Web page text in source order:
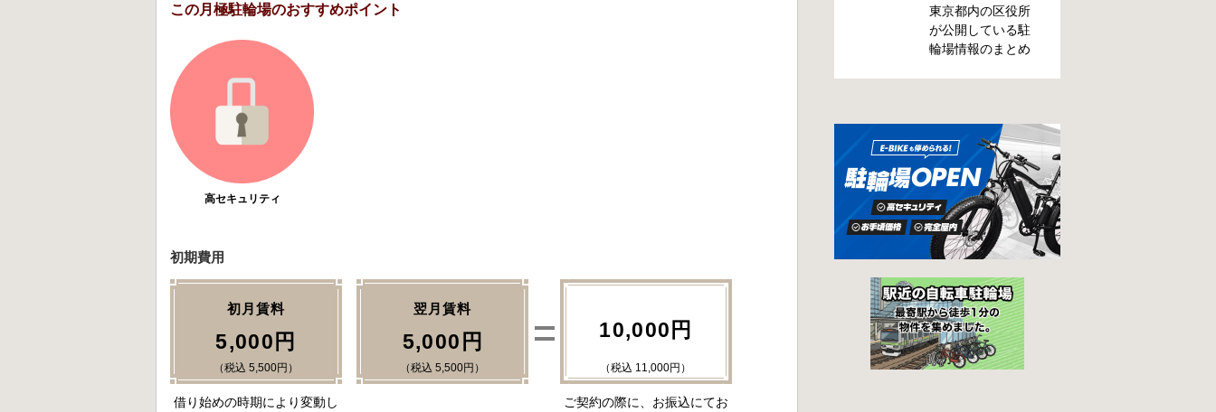
この月極駐輪場のおすすめポイント
高セキュリティ
初期費用
初月賃料
5,000円
（税込 5,500円）
借り始めの時期により変動し
翌月賃料
5,000円
（税込 5,500円）
10,000円
（税込 11,000円）
ご契約の際に、お振込にてお
めました。どうや
って行けばいい
の？持ち物は？料
事前に確認してい
ざという時対処し
ましょう。 千代田
区 / 新宿区 / 品川区
/ 港区 / 中央区 / 大
田区 / 北区 / 墨田区
/ 渋谷区 / 葛飾区 千
代田区で撤去され
た場合 猿楽町保管
場所 住所 千代田区
神田猿楽町一丁目6
番9号 電話 03-
3219-5303（業務時
間内のみ通話可
東京都内の区役所
が公開している駐
輪場情報のまとめ
また、駐輪場によ
って一時利用のみ
可能の場合や定期
利用のみ利用可能
の場合などと仕様
が異なりますの
で、利用前に情報
をチェックしてお
くことをお勧めし
ます。 千代田区の
自転車駐輪場 利用
方法 利用登録申請
書の提出 申請期間
内に利用登録申請